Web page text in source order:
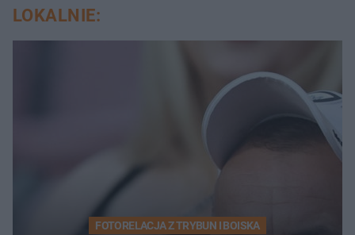
LOKALNIE:
FOTORELACJA Z TRYBUN I BOISKA